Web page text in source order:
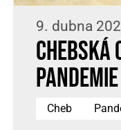
9. dubna
pandemie
Cheb